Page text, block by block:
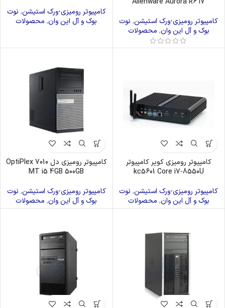
کامپیوتر رومیزی-ورک استیشن, نوت
بوک و آل این وان, محصولات
کامپیوتر رومیزی-ورک استیشن, نوت
بوک و آل این وان, محصولات
کامپیوتر رومیزی کویر کامپیوتر
kc5601 Core i7-8550U
کامپیوتر رومیزی-ورک استیشن, نوت
بوک و آل این وان, محصولات
کامپیوتر رومیزی دل OptiPlex 7010
MT i5 4GB 500GB
کامپیوتر رومیزی-ورک استیشن, نوت
بوک و آل این وان, محصولات